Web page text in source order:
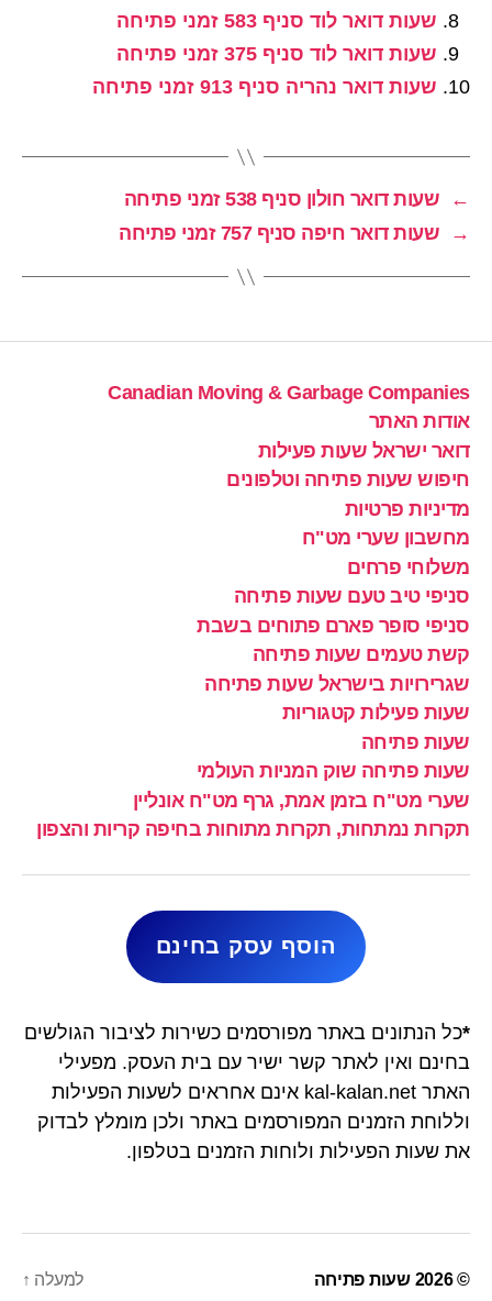
שעות דואר לוד סניף 583 זמני פתיחה
שעות דואר לוד סניף 375 זמני פתיחה
שעות דואר נהריה סניף 913 זמני פתיחה
←
שעות דואר חולון סניף 538 זמני פתיחה
→
שעות דואר חיפה סניף 757 זמני פתיחה
Canadian Moving & Garbage Companies
אודות האתר
דואר ישראל שעות פעילות
חיפוש שעות פתיחה וטלפונים
מדיניות פרטיות
מחשבון שערי מט"ח
משלוחי פרחים
סניפי טיב טעם שעות פתיחה
סניפי סופר פארם פתוחים בשבת
קשת טעמים שעות פתיחה
שגרירויות בישראל שעות פתיחה
שעות פעילות קטגוריות
שעות פתיחה
שעות פתיחה שוק המניות העולמי
שערי מט"ח בזמן אמת, גרף מט"ח אונליין
תקרות נמתחות, תקרות מתוחות בחיפה קריות והצפון
הוסף עסק בחינם
*כל הנתונים באתר מפורסמים כשירות לציבור הגולשים
בחינם ואין לאתר קשר ישיר עם בית העסק. מפעילי
האתר kal-kalan.net אינם אחראים לשעות הפעילות
וללוחת הזמנים המפורסמים באתר ולכן מומלץ לבדוק
את שעות הפעילות ולוחות הזמנים בטלפון.
© 2026
שעות פתיחה
למעלה ↑